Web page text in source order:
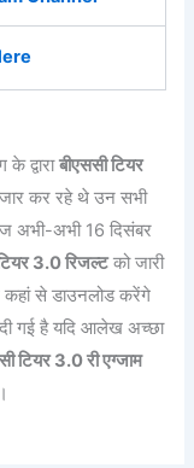
द्वाराबीएससी टियर
कर रहे थे उन सभी
अभी-अभी 16 दिसंबर
3.0 रिजल्टको जारी
से डाउनलोड करेंगे
गई है यदि आलेख अच्छा
टियर 3.0 री एग्जाम